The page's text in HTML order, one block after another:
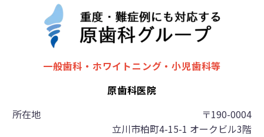
一般歯科・ホワイトニング・小児歯科等
原歯科医院
所在地
〒190-0004
立川市柏町4-15-1 オークビル3階